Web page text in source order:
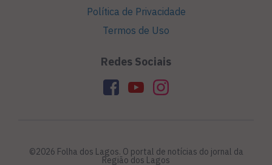
Política de Privacidade
Termos de Uso
Redes Sociais
©2026 Folha dos Lagos. O portal de notícias do jornal da
Região dos Lagos